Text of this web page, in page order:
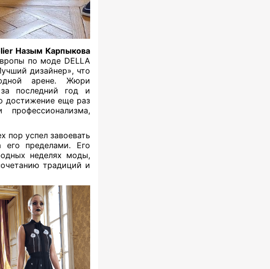
Назым Карпыкова
по моде DELLA
дизайнер», что
арене. Жюри
за последний год и
достижение еще раз
пор успел завоевать
его пределами. Его
неделях моды,
традиций и